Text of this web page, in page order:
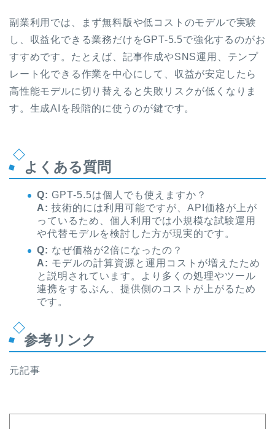
副業利用では、まず無料版や低コストのモデルで実験
し、収益化できる業務だけをGPT-5.5で強化するのがお
すすめです。たとえば、記事作成やSNS運用、テンプ
レート化できる作業を中心にして、収益が安定したら
高性能モデルに切り替えると失敗リスクが低くなりま
す。生成AIを段階的に使うのが鍵です。
よくある質問
Q: GPT-5.5は個人でも使えますか？
A: 技術的には利用可能ですが、API価格が上が
っているため、個人利用では小規模な試験運用
や代替モデルを検討した方が現実的です。
Q: なぜ価格が2倍になったの？
A: モデルの計算資源と運用コストが増えたため
と説明されています。より多くの処理やツール
連携をするぶん、提供側のコストが上がるため
です。
参考リンク
元記事